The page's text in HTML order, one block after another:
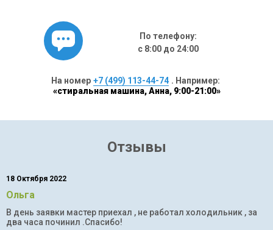
По телефону:
с 8:00 до 24:00
На номер +7 (499) 113-44-74 . Например:
«стиральная машина, Анна, 9:00-21:00»
Отзывы
18 Октября 2022
Ольга
В день заявки мастер приехал , не работал холодильник , за
два часа починил .Спасибо!